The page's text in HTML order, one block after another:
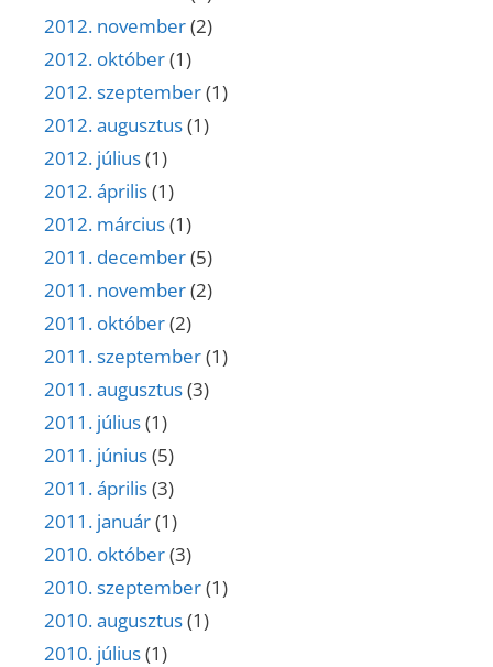
2012. november(2)
2012. október(1)
2012. szeptember(1)
2012. augusztus(1)
2012. július(1)
2012. április(1)
2012. március(1)
2011. december(5)
2011. november(2)
2011. október(2)
2011. szeptember(1)
2011. augusztus(3)
2011. július(1)
2011. június(5)
2011. április(3)
2011. január(1)
2010. október(3)
2010. szeptember(1)
2010. augusztus(1)
2010. július(1)